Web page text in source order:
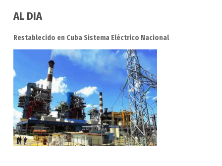
AL DIA
Restablecido en Cuba Sistema Eléctrico Nacional